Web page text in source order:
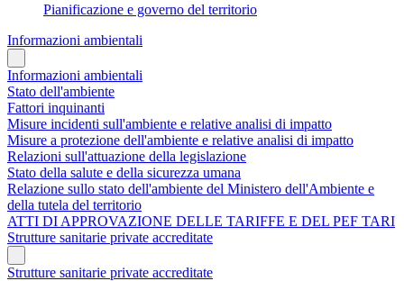
Pianificazione e governo del territorio
Informazioni ambientali
Informazioni ambientali
Stato dell'ambiente
Fattori inquinanti
Misure incidenti sull'ambiente e relative analisi di impatto
Misure a protezione dell'ambiente e relative analisi di impatto
Relazioni sull'attuazione della legislazione
Stato della salute e della sicurezza umana
Relazione sullo stato dell'ambiente del Ministero dell'Ambiente e
della tutela del territorio
ATTI DI APPROVAZIONE DELLE TARIFFE E DEL PEF TARI
Strutture sanitarie private accreditate
Strutture sanitarie private accreditate